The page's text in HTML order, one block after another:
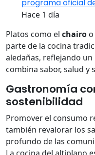
programa oficial
Hace 1 día
Platos como el chairo
parte de la cocina
aledañas, reflejando
combina sabor, salud y
Gastronomía
sostenibilidad
Promover el consumo
también revalorar los
profundo de las